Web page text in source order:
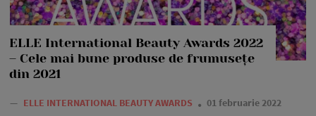
ELLE International Beauty Awards 2022
– Cele mai bune produse de frumusețe
din 2021
— ELLE INTERNATIONAL BEAUTY AWARDS 01 februarie 2022